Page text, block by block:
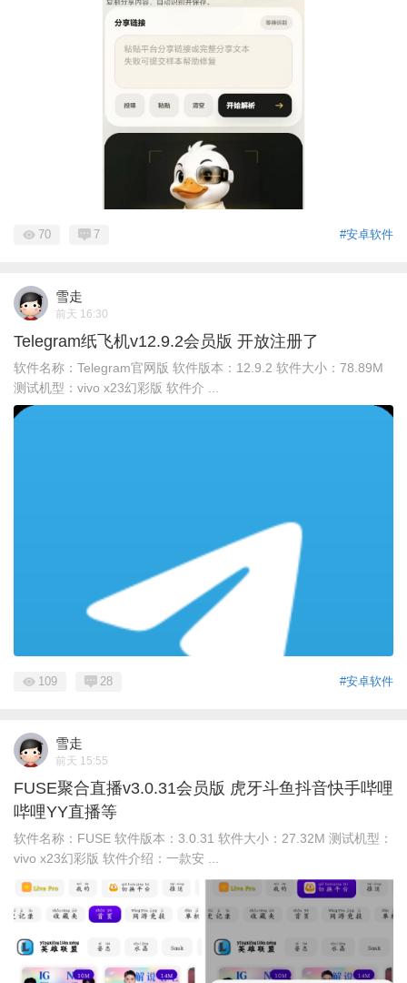
#安卓软件
70 7
雪走
前天 16:30
Telegram纸飞机v12.9.2会员版 开放注册了
软件名称：Telegram官网版 软件版本：12.9.2 软件大小：78.89M
测试机型：vivo x23幻彩版 软件介 ...
#安卓软件
109 28
雪走
前天 15:55
FUSE聚合直播v3.0.31会员版 虎牙斗鱼抖音快手哔哩
哔哩YY直播等
软件名称：FUSE 软件版本：3.0.31 软件大小：27.32M 测试机型：
vivo x23幻彩版 软件介绍：一款安 ...